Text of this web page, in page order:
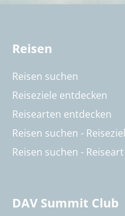
Reisen
Reisen suchen
Reiseziele entdecken
Reisearten entdecken
Reisen suchen - Reiseziel
Reisen suchen - Reiseart
DAV Summit Club